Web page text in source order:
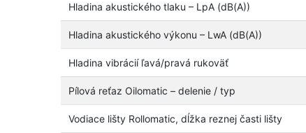
Hladina akustického tlaku – LpA (dB(A))
Hladina akustického výkonu – LwA (dB(A))
Hladina vibrácií ľavá/pravá rukoväť
Pílová reťaz Oilomatic – delenie / typ
Vodiace lišty Rollomatic, dĺžka reznej časti lišty